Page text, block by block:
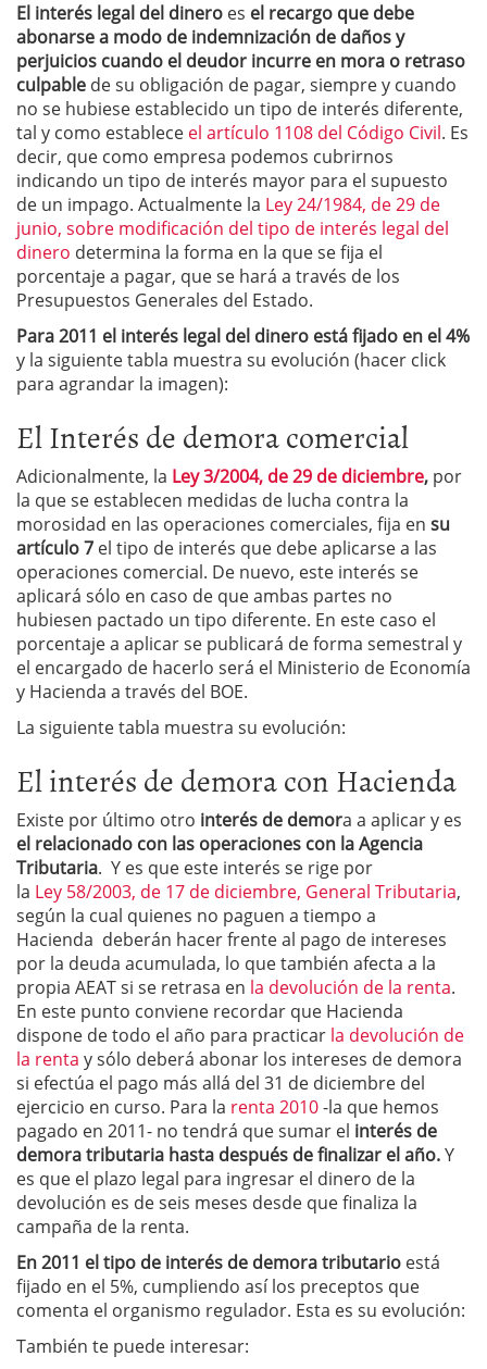
El interés legal del dinero es el recargo que debe
abonarse a modo de indemnización de daños y
perjuicios cuando el deudor incurre en mora o retraso
culpable de su obligación de pagar, siempre y cuando
no se hubiese establecido un tipo de interés diferente,
tal y como establece el artículo 1108 del Código Civil. Es
decir, que como empresa podemos cubrirnos
indicando un tipo de interés mayor para el supuesto
de un impago. Actualmente la Ley 24/1984, de 29 de
junio, sobre modificación del tipo de interés legal del
dinero determina la forma en la que se fija el
porcentaje a pagar, que se hará a través de los
Presupuestos Generales del Estado.
Para 2011 el interés legal del dinero está fijado en el 4%
y la siguiente tabla muestra su evolución (hacer click
para agrandar la imagen):
El Interés de demora comercial
Adicionalmente, la Ley 3/2004, de 29 de diciembre, por
la que se establecen medidas de lucha contra la
morosidad en las operaciones comerciales, fija en su
artículo 7 el tipo de interés que debe aplicarse a las
operaciones comercial. De nuevo, este interés se
aplicará sólo en caso de que ambas partes no
hubiesen pactado un tipo diferente. En este caso el
porcentaje a aplicar se publicará de forma semestral y
el encargado de hacerlo será el Ministerio de Economía
y Hacienda a través del BOE.
La siguiente tabla muestra su evolución:
El interés de demora con Hacienda
Existe por último otro interés de demora a aplicar y es
el relacionado con las operaciones con la Agencia
Tributaria. Y es que este interés se rige por
la Ley 58/2003, de 17 de diciembre, General Tributaria,
según la cual quienes no paguen a tiempo a
Hacienda deberán hacer frente al pago de intereses
por la deuda acumulada, lo que también afecta a la
propia AEAT si se retrasa en la devolución de la renta.
En este punto conviene recordar que Hacienda
dispone de todo el año para practicar la devolución de
la renta y sólo deberá abonar los intereses de demora
si efectúa el pago más allá del 31 de diciembre del
ejercicio en curso. Para la renta 2010-la que hemos
pagado en 2011- no tendrá que sumar el interés de
demora tributaria hasta después de finalizar el año.Y
es que el plazo legal para ingresar el dinero de la
devolución es de seis meses desde que finaliza la
campaña de la renta.
En 2011 el tipo de interés de demora tributario está
fijado en el 5%, cumpliendo así los preceptos que
comenta el organismo regulador. Esta es su evolución:
También te puede interesar: